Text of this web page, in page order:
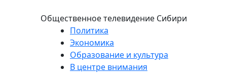
Общественное телевидение Сибири
Политика
Экономика
Образование и культура
В центре внимания